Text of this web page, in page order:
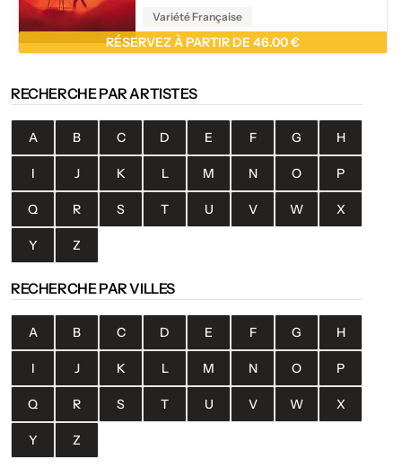
Variété Française
RÉSERVEZ À PARTIR DE 46.00 €
RECHERCHE PAR ARTISTES
A B C D E F G H
I J K L M N O P
Q R S T U V W X
Y Z
RECHERCHE PAR VILLES
A B C D E F G H
I J K L M N O P
Q R S T U V W X
Y Z